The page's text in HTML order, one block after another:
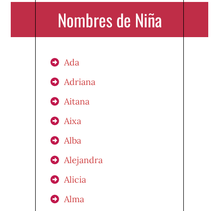
Nombres de Niña
Ada
Adriana
Aitana
Aixa
Alba
Alejandra
Alicia
Alma